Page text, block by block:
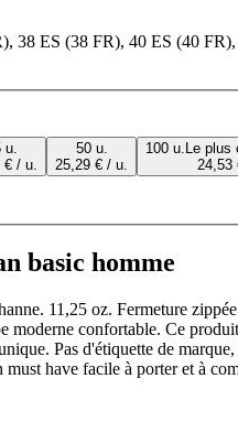
38 ES (38 FR), 40 ES (40
u.
€ / u.
50 u.
25,29 € / u.
100 u. Le plus
24,53
basic homme
11,25 oz. Fermeture
moderne confortable. Ce
Pas d'étiquette de
have facile à porter et à